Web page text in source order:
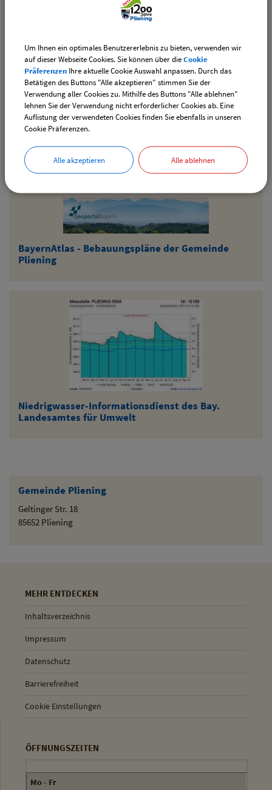
Gemeinde Pliening
Geltinger Str. 18
85652 Pliening
Energieagentur
BayernAtlas - Bebauungspläne der Gemeinde
Pliening
Niedrigwasser-Informationsdienst des Bay.
Landesamtes für Umwelt
MEHR ENTDECKEN
Inhaltsverzeichnis
Impressum
Datenschutz
Barrierefreiheit
Cookie Einstellungen
ÖFFNUNGSZEITEN
Mo - Fr
Um Ihnen ein optimales Benutzererlebnis zu bieten, verwenden wir
auf dieser Webseite Cookies. Sie können über dieCookie
Präferenzen Ihre aktuelle Cookie Auswahl anpassen. Durch das
Betätigen des Buttons "Alle akzeptieren" stimmen Sie der
Verwendung aller Cookies zu. Mithilfe des Buttons "Alle ablehnen"
lehnen Sie der Verwendung nicht erforderlicher Cookies ab. Eine
Auflistung der verwendeten Cookies finden Sie ebenfalls in unseren
Cookie Präferenzen.
Alle akzeptieren Alle ablehnen